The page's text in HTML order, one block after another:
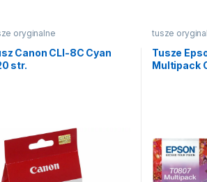
oryginalne
Canon CLI-8C Cyan
str.
tusze
Tusze
Multipack